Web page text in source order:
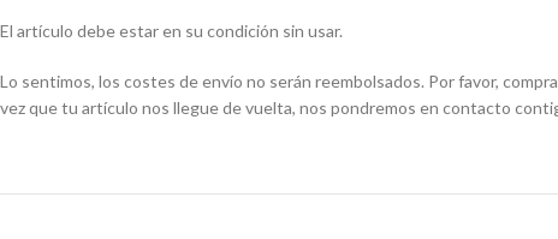
El artículo debe estar en su condición sin usar.
Lo sentimos, los costes de envío no serán reembolsados. Por favor,
vez que tu artículo nos llegue de vuelta, nos pondremos en contacto